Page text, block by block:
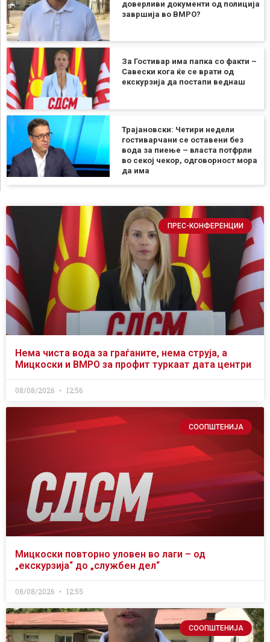
доверливи документи од полиција
завршија во ВМРО?
За Гостивар има папка со факти –
Савески кога ќе се врати од
екскурзија да постапи веднаш
Трајановски: Четири недели
гостиварчани се оставени без
вода за пиење – власта потфрли
во секој чекор, одговорност мора
да има
ПРЕС-КОНФЕРЕНЦИИ
Нема чиста вода за граѓаните, нема струја, а
Мицкоски и ВМРО за профит туркаат дата центри
08/08/2026 12:56
СООПШТЕНИЈА
Мицкоски повторно уловен во лаги – од
„екскурзија“ до „службен дел“
08/08/2026 12:55
СООПШТЕНИЈА